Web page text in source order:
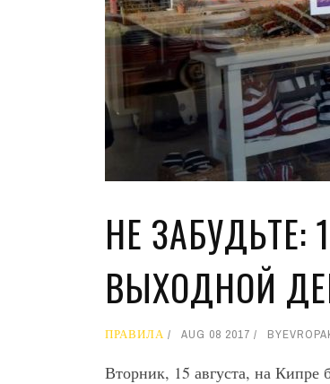
НЕ
ВЫХОДНОЙ
ПРАВИЛА AUG 08 2017 BY
Вторник, 15 августа, на Кипре